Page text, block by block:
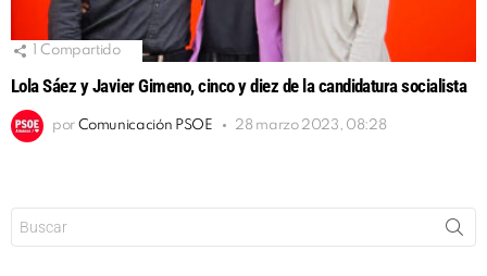
Compartido
Lola Sáez y Javier Gimeno, cinco y diez de la candidatura socialista
por Comunicación PSOE 28 marzo 2023, 08:28